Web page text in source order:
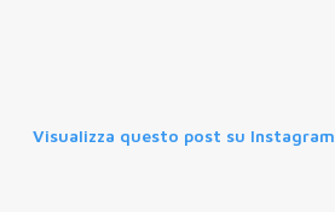
Visualizza questo post su Instagram